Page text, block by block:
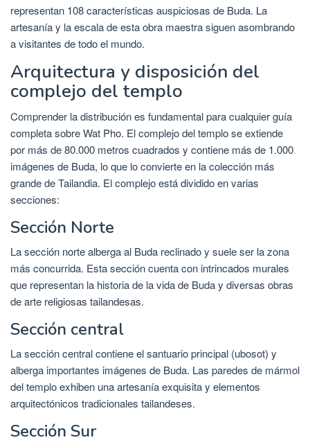
representan 108 características auspiciosas de Buda. La
artesanía y la escala de esta obra maestra siguen asombrando
a visitantes de todo el mundo.
Arquitectura y disposición del
complejo del templo
Comprender la distribución es fundamental para cualquier guía
completa sobre Wat Pho. El complejo del templo se extiende
por más de 80.000 metros cuadrados y contiene más de 1.000
imágenes de Buda, lo que lo convierte en la colección más
grande de Tailandia. El complejo está dividido en varias
secciones:
Sección Norte
La sección norte alberga al Buda reclinado y suele ser la zona
más concurrida. Esta sección cuenta con intrincados murales
que representan la historia de la vida de Buda y diversas obras
de arte religiosas tailandesas.
Sección central
La sección central contiene el santuario principal (ubosot) y
alberga importantes imágenes de Buda. Las paredes de mármol
del templo exhiben una artesanía exquisita y elementos
arquitectónicos tradicionales tailandeses.
Sección Sur